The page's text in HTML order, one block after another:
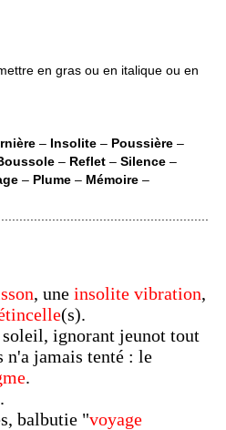
en gras ou en italique ou en
– Insolite – Poussière –
– Reflet – Silence –
– Plume – Mémoire –
, une insolite vibration,
(s).
ignorant jeunot tout
n'a jamais tenté : le
.
balbutie "voyage